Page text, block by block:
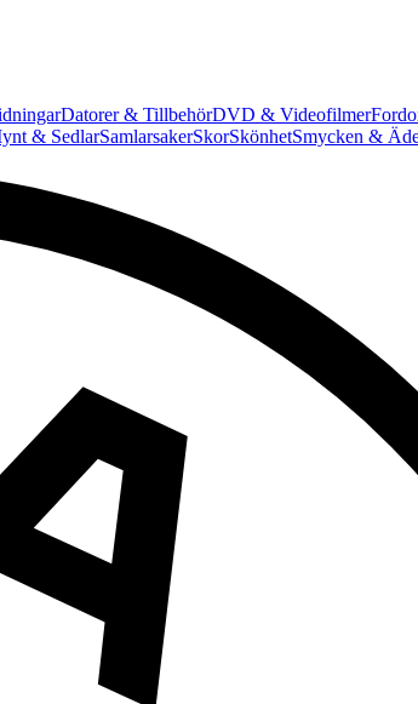
Datorer & TillbehörDVD & Videofilmer
& SedlarSamlarsakerSkorSkönhetSmycken &